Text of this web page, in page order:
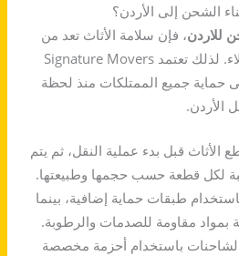
الشحن إلى الأردن؟
للاردن، فإن سلامة الأثاث تعد من
أهم الأولويات بالنسبة للعملاء. لذلك تعتمد Signature Movers
حماية جميع الممتلكات منذ لحظة
الأردن.
قبل بدء عملية النقل، ثم يتم
لكل قطعة حسب حجمها وطبيعتها.
طبقات حماية إضافية، بينما
بمواد مقاومة للصدمات والرطوبة.
الشاحنات باستخدام أحزمة مخصصة